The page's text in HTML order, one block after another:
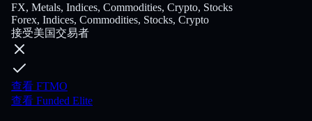
FX, Metals, Indices, Commodities, Crypto, Stocks
Forex, Indices, Commodities, Stocks, Crypto
接受美国交易者
查看 FTMO
查看 Funded Elite